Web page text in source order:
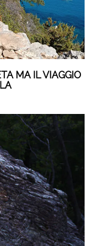
MA IL VIAGGIO